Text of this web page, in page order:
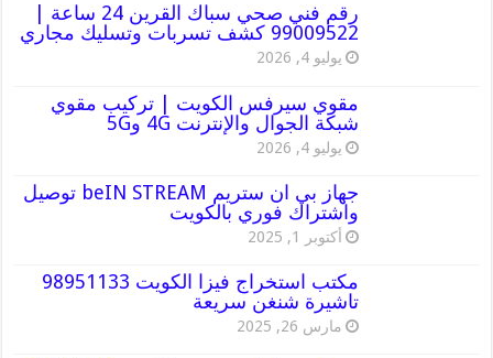
رقم فني صحي سباك القرين 24 ساعة |
99009522 كشف تسربات وتسليك مجاري
يوليو 4, 2026
مقوي سيرفس الكويت | تركيب مقوي
شبكة الجوال والإنترنت 4G و5G
يوليو 4, 2026
جهاز بي ان ستريم beIN STREAM توصيل
واشتراك فوري بالكويت
أكتوبر 1, 2025
مكتب استخراج فيزا الكويت 98951133
تاشيرة شنغن سريعة
مارس 26, 2025